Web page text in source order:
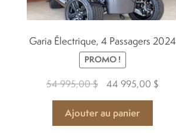
Garia Électrique, 4 Passagers 2024
PROMO !
54 995,00$
Le
prix
initial
était :
44 995,00 $Le
Ajouter au panier